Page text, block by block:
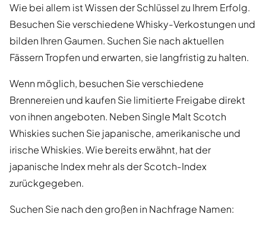
Wie bei allem ist Wissen der Schlüssel zu Ihrem Erfolg.
Besuchen Sie verschiedene Whisky-Verkostungen und
bilden Ihren Gaumen. Suchen Sie nach aktuellen
Fässern Tropfen und erwarten, sie langfristig zu halten.
Wenn möglich, besuchen Sie verschiedene
Brennereien und kaufen Sie limitierte Freigabe direkt
von ihnen angeboten. Neben Single Malt Scotch
Whiskies suchen Sie japanische, amerikanische und
irische Whiskies. Wie bereits erwähnt, hat der
japanische Index mehr als der Scotch-Index
zurückgegeben.
Suchen Sie nach den großen in Nachfrage Namen: